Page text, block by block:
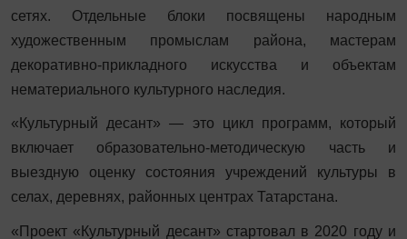
сетях. Отдельные блоки посвящены народным
художественным промыслам района, мастерам
декоративно-прикладного искусства и объектам
нематериального культурного наследия.
«Культурный десант» — это цикл программ, который
включает образовательно-методическую часть и
выездную оценку состояния учреждений культуры в
селах, деревнях, районных центрах Татарстана.
«Проект «Культурный десант» стартовал в 2020 году и